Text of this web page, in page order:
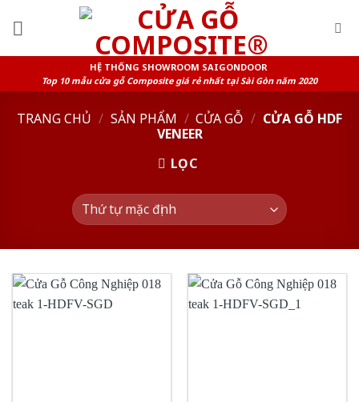
HỆ THỐNG SHOWROOM SAIGONDOOR
Top 10 mẫu cửa gỗ Composite giá rẻ nhất tại Sài Gòn năm 2020
TRANG CHỦ / SẢN PHẨM / CỬA GỖ / CỬA GỖ HDF
VENEER
LỌC